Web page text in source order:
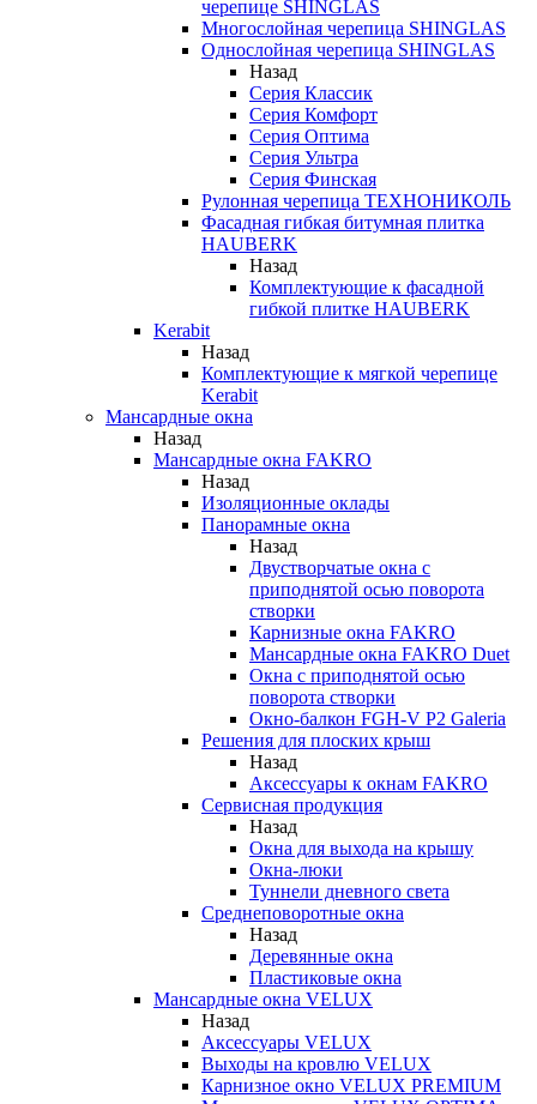
черепице SHINGLAS
Многослойная черепица SHINGLAS
Однослойная черепица SHINGLAS
Назад
Серия Классик
Серия Комфорт
Серия Оптима
Серия Ультра
Серия Финская
Рулонная черепица ТЕХНОНИКОЛЬ
Фасадная гибкая битумная плитка
HAUBERK
Назад
Комплектующие к фасадной
гибкой плитке HAUBERK
Kerabit
Назад
Комплектующие к мягкой черепице
Kerabit
Мансардные окна
Назад
Мансардные окна FAKRO
Назад
Изоляционные оклады
Панорамные окна
Назад
Двустворчатые окна с
приподнятой осью поворота
створки
Карнизные окна FAKRO
Мансардные окна FAKRO Duet
Окна с приподнятой осью
поворота створки
Окно-балкон FGH-V P2 Galeria
Решения для плоских крыш
Назад
Аксессуары к окнам FAKRO
Сервисная продукция
Назад
Окна для выхода на крышу
Окна-люки
Туннели дневного света
Среднеповоротные окна
Назад
Деревянные окна
Пластиковые окна
Мансардные окна VELUX
Назад
Аксессуары VELUX
Выходы на кровлю VELUX
Карнизное окно VELUX PREMIUM